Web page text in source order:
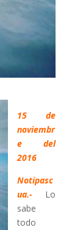
15 de
noviembr
e del
2016
Notipasc
ua.-Lo
sabe
todo